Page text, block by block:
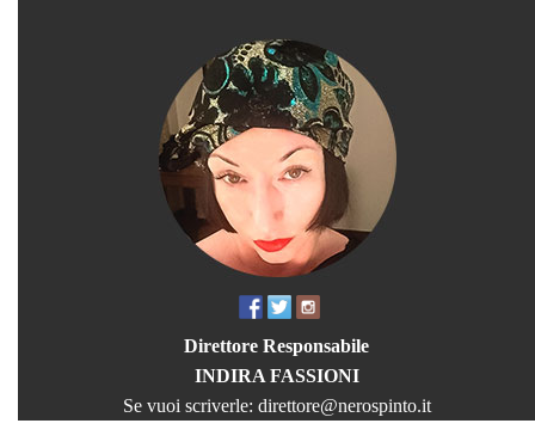
Direttore Responsabile
INDIRA FASSIONI
Se vuoi scriverle: direttore@nerospinto.it